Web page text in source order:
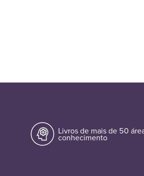
Livros de mais de 50
conhecimento